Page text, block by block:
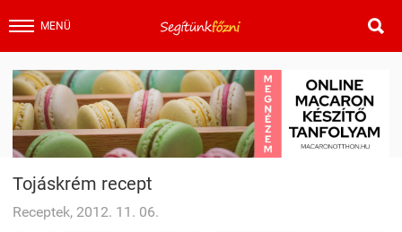
MENÜ 
Tojáskrém recept
Receptek, 2012. 11. 06.